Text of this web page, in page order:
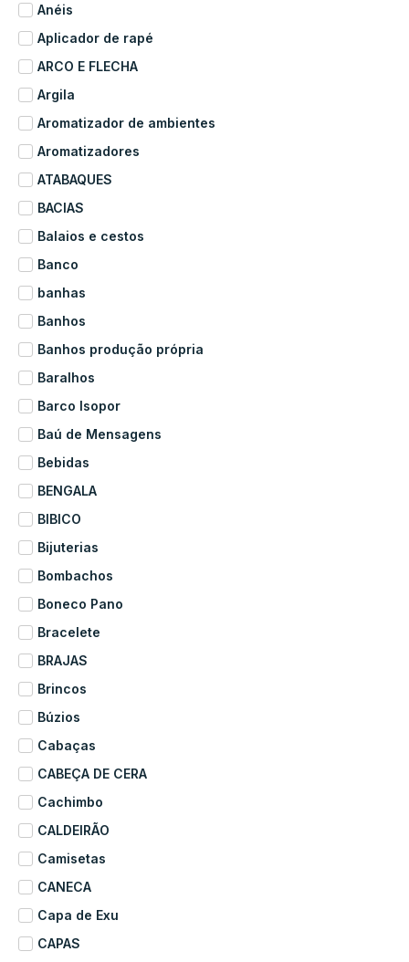
Anéis
Aplicador de rapé
ARCO E FLECHA
Argila
Aromatizador de ambientes
Aromatizadores
ATABAQUES
BACIAS
Balaios e cestos
Banco
banhas
Banhos
Banhos produção própria
Baralhos
Barco Isopor
Baú de Mensagens
Bebidas
BENGALA
BIBICO
Bijuterias
Bombachos
Boneco Pano
Bracelete
BRAJAS
Brincos
Búzios
Cabaças
CABEÇA DE CERA
Cachimbo
CALDEIRÃO
Camisetas
CANECA
Capa de Exu
CAPAS